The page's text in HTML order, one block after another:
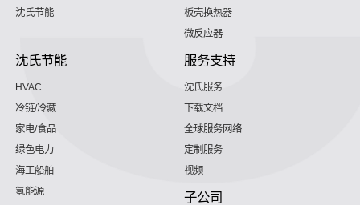
沈氏节能
板壳换热器
微反应器
沈氏节能
HVAC
冷链/冷藏
家电/食品
绿色电力
海工船舶
氢能源
服务支持
沈氏服务
下载文档
全球服务网络
定制服务
视频
子公司